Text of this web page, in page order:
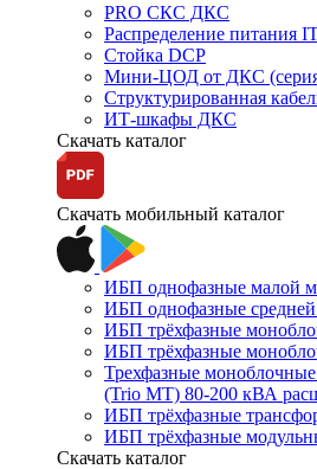
PRO СКС ДКС
Распределение питания
Стойка DCP
Мини-ЦОД от ДКС
Структурированная
ИТ-шкафы ДКС
Скачать каталог
Скачать мобильный каталог
ИБП однофазные малой
ИБП однофазные
ИБП трёхфазные
ИБП трёхфазные
Трехфазные
(Trio MT) 80-200 кВА
ИБП трёхфазные
ИБП трёхфазные
Скачать каталог